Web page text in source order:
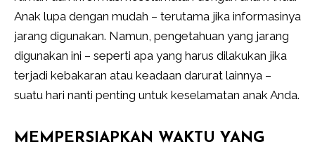
Anak lupa dengan mudah – terutama jika informasinya
jarang digunakan. Namun, pengetahuan yang jarang
digunakan ini – seperti apa yang harus dilakukan jika
terjadi kebakaran atau keadaan darurat lainnya –
suatu hari nanti penting untuk keselamatan anak Anda.
MEMPERSIAPKAN WAKTU YANG